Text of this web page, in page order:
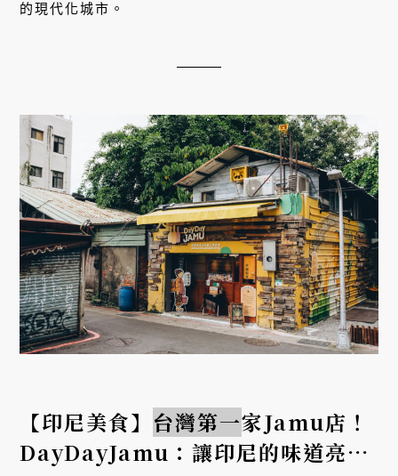
的現代化城市。
【印尼美食】 台灣第一家Jamu店！
DayDayJamu：讓印尼的味道亮起